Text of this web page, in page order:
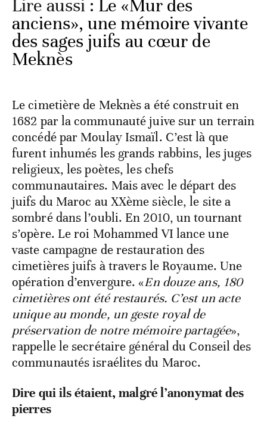
Lire aussi : Le «Mur des
anciens», une mémoire vivante
des sages juifs au cœur de
Meknès
Le cimetière de Meknès a été construit en
1682 par la communauté juive sur un terrain
concédé par Moulay Ismaïl. C’est là que
furent inhumés les grands rabbins, les juges
religieux, les poètes, les chefs
communautaires. Mais avec le départ des
juifs du Maroc au XXème siècle, le site a
sombré dans l’oubli. En 2010, un tournant
s’opère. Le roi Mohammed VI lance une
vaste campagne de restauration des
cimetières juifs à travers le Royaume. Une
opération d’envergure. «En douze ans, 180
cimetières ont été restaurés. C’est un acte
unique au monde, un geste royal de
préservation de notre mémoire partagée»,
rappelle le secrétaire général du Conseil des
communautés israélites du Maroc.
Dire qui ils étaient, malgré l’anonymat des
pierres